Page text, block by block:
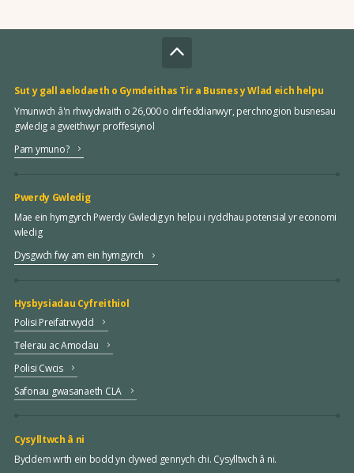
Sut y gall aelodaeth o Gymdeithas Tir a Busnes y Wlad eich helpu
Ymunwch â'n rhwydwaith o 26,000 o dirfeddianwyr, perchnogion busnesau
gwledig a gweithwyr proffesiynol
Pam ymuno?
Pwerdy Gwledig
Mae ein hymgyrch Pwerdy Gwledig yn helpu i ryddhau potensial yr economi
wledig
Dysgwch fwy am ein hymgyrch
Hysbysiadau Cyfreithiol
Polisi Preifatrwydd
Telerau ac Amodau
Polisi Cwcis
Safonau gwasanaeth CLA
Cysylltwch â ni
Byddem wrth ein bodd yn clywed gennych chi. Cysylltwch â ni.